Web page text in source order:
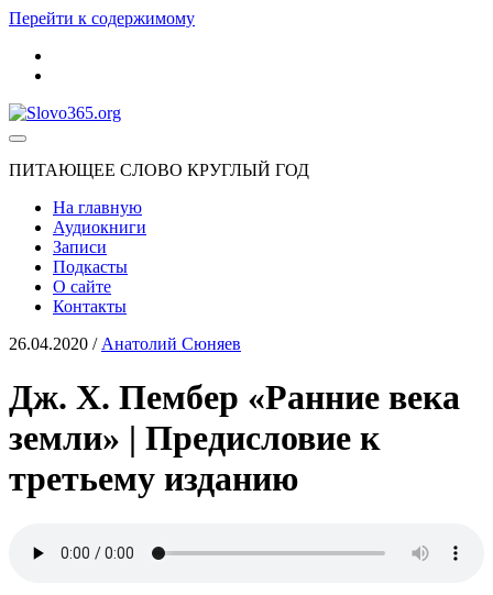
Перейти к содержимому
Slovo365.org
ПИТАЮЩЕЕ СЛОВО КРУГЛЫЙ ГОД
На главную
Аудиокниги
Записи
Подкасты
О сайте
Контакты
26.04.2020 / Анатолий Сюняев
Дж. Х. Пембер «Ранние века
земли» | Предисловие к
третьему изданию